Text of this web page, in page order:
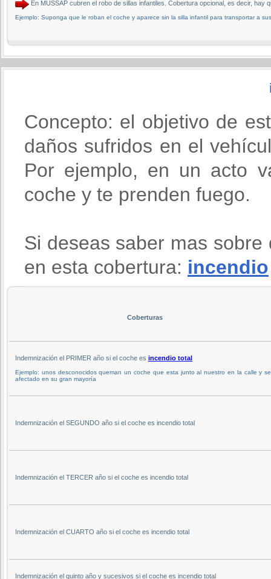
En MUSSAP cubren el robo de sillas infantiles. Cobertura opcional, es decir,
Ejemplo: Suponga que le roban el coche y aparece sin la silla infantil para transportar a
Concepto: el objetivo de
daños sufridos en el
Por ejemplo, en un acto
coche y te prenden fuego.
Si deseas saber mas
en esta cobertura: incendio
Coberturas
Indemnización el PRIMER año si el coche es incendio total
Ejemplo: unos desconocidos queman un coche que esta junto al nuestro en la calle y
afectado en su gran mayoría
Indemnización el SEGUNDO año si el coche es incendio total
Indemnización el TERCER año si el coche es incendio total
Indemnización el CUARTO año si el coche es incendio total
Indemnización el quinto año y sucesivos si el coche es incendio total